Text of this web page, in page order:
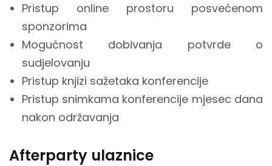
Pristup online prostoru posvećenom
sponzorima
Mogućnost dobivanja potvrde o
sudjelovanju
Pristup knjizi sažetaka konferencije
Pristup snimkama konferencije mjesec dana
nakon održavanja
Afterparty ulaznice